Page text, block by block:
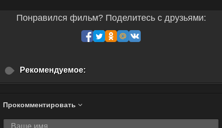
Понравился фильм? Поделитесь с друзьями:
Рекомендуемое:
Прокомментировать